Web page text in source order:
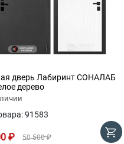
дверь Лабиринт СОНАЛАБ
дерево
91583
₽ 50 500 ₽